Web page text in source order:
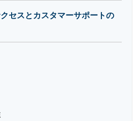
クセスとカスタマーサポートの